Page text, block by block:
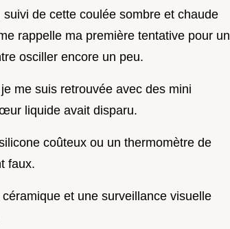
de cette coulée sombre et chaude
rappelle ma première tentative pour un
osciller encore un peu.
me suis retrouvée avec des mini
liquide avait disparu.
coûteux ou un thermomètre de
faux.
et une surveillance visuelle